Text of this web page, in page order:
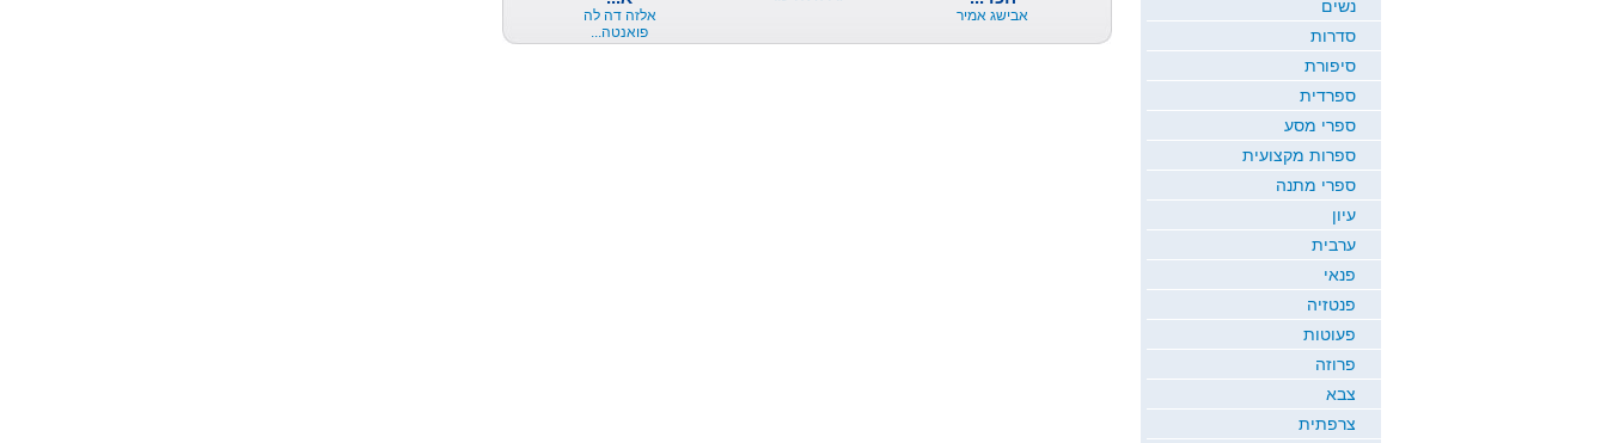
אלזה דה לה
פואנטה...
אבישג אמיר
נשים
סדרות
סיפורת
ספרדית
ספרי מסע
ספרות מקצועית
ספרי מתנה
עיון
ערבית
פנאי
פנטזיה
פעוטות
פרוזה
צבא
צרפתית